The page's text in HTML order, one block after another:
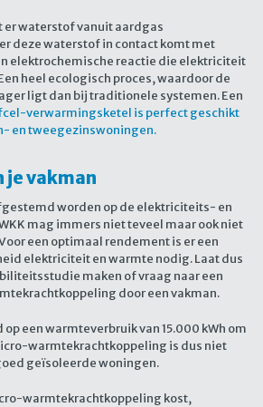
er waterstof vanuit aardgas
deze waterstof in contact komt met
elektrochemische reactie die elektriciteit
heel ecologisch proces, waardoor de
ligt dan bij traditionele systemen. Een
verwarmingsketel is perfect geschikt
en tweegezinswoningen.
je vakman
worden op de elektriciteits- en
mag immers niet teveel maar ook niet
een optimaal rendement is er een
elektriciteit en warmte nodig. Laat dus
maken of vraag naar een
door een vakman.
een warmteverbruik van 15.000 kWh om
warmtekrachtkoppeling is dus niet
geïsoleerde woningen.
warmtekrachtkoppeling kost,